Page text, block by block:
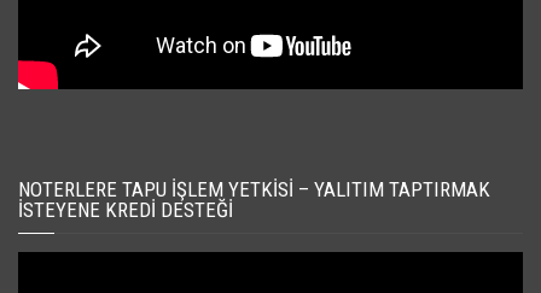
NOTERLERE TAPU İŞLEM YETKISI – YALITIM TAPTIRMAK
İSTEYENE KREDI DESTEĞI